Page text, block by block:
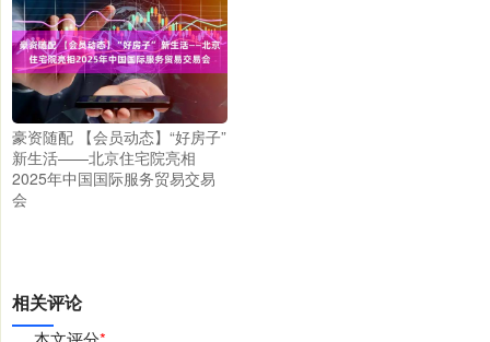
豪资随配 【会员动态】“好房子”
新生活——北京住宅院亮相
2025年中国国际服务贸易交易
会
相关评论